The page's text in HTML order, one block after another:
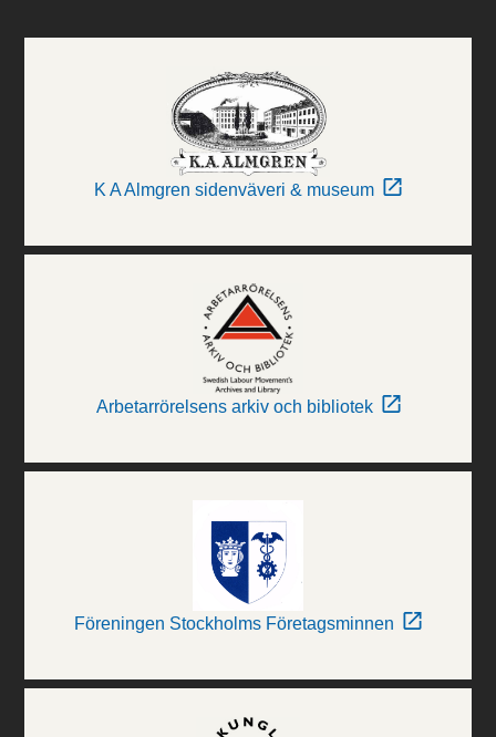
K A Almgren sidenväveri & museum
Arbetarrörelsens arkiv och bibliotek
Föreningen Stockholms Företagsminnen